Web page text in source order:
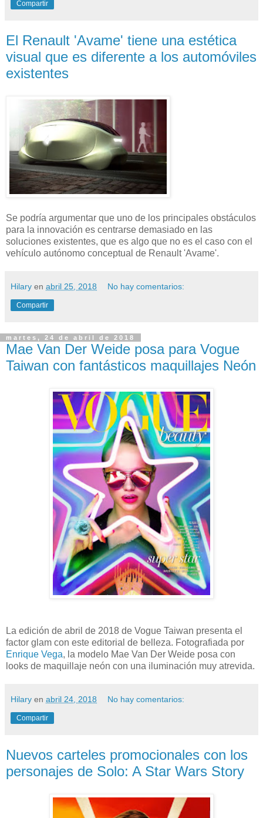
Compartir
El Renault 'Avame' tiene una estética
visual que es diferente a los automóviles
existentes
Se podría argumentar que uno de los principales obstáculos
para la innovación es centrarse demasiado en las
soluciones existentes, que es algo que no es el caso con el
vehículo autónomo conceptual de Renault 'Avame'.
Hilary en abril 25, 2018 No hay comentarios:
Compartir
martes, 24 de abril de 2018
Mae Van Der Weide posa para Vogue
Taiwan con fantásticos maquillajes Neón
La edición de abril de 2018 de Vogue Taiwan presenta el
factor glam con este editorial de belleza. Fotografiada por
Enrique Vega, la modelo Mae Van Der Weide posa con
looks de maquillaje neón con una iluminación muy atrevida.
Hilary en abril 24, 2018 No hay comentarios:
Compartir
Nuevos carteles promocionales con los
personajes de Solo: A Star Wars Story